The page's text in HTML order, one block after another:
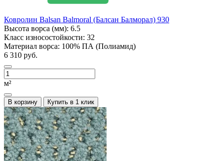
Ковролин Balsan Balmoral (Балсан Балморал) 930
Высота ворса (мм): 6.5
Класс износостойкости: 32
Материал ворса: 100% ПА (Полиамид)
6 310 руб.
м²
В корзину Купить в 1 клик